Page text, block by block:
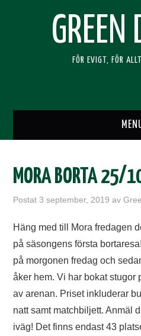
GREEN
FÖR EVIGT, FÖR
SUPPORTERKLUBBEN
RESOR
TIFO
SOUVENIRER
MORA BORTA 25/
Postat3 september, 2019 av
Häng med till Mora fredagen
på säsongens första
på morgonen fredag och
åker hem. Vi har bokat stugor
av arenan. Priset inkluderar
natt samt matchbiljett. Anmäl
iväg! Det finns endast 43